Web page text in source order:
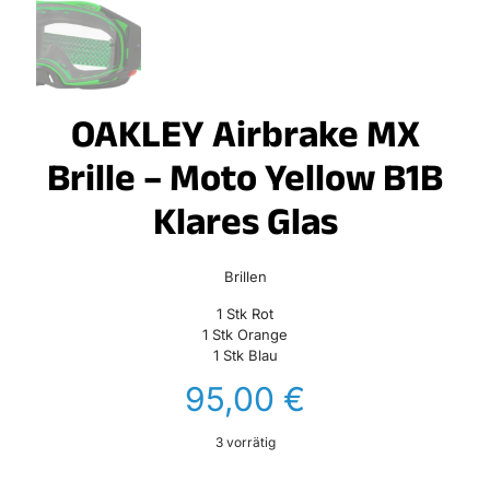
OAKLEY Airbrake MX
Brille – Moto Yellow B1B
Klares Glas
Brillen
1 Stk Rot
1 Stk Orange
1 Stk Blau
95,00 €
3 vorrätig